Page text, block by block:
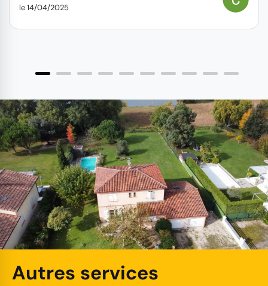
le 14/04/2025
Autres services